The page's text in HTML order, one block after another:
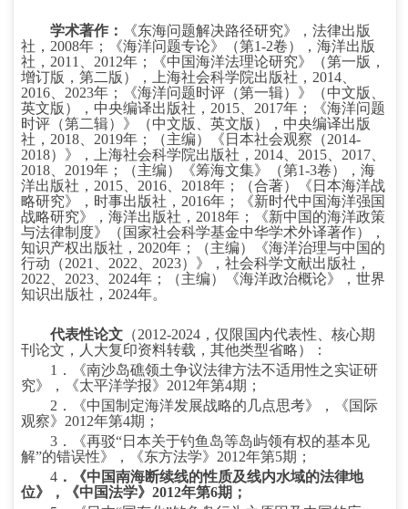
学术著作：
《东海问题解决路径研究》，法律出版
社， 2008年；《海洋问题专论》（第1-2卷），海洋出版
社， 2011 2012年；《中国海洋法理论研究》（第一版，
增订版，第二版），上海社会科学院出版社， 2014
2016
2023年；《海洋问题时评（第一辑）》（中文版、
英文版），中央编译出版社， 2015 2017年；《海洋问题
时评（第二辑）》（中文版、英文版），中央编译出版
社， 2018 2019年；（主编）《日本社会观察（2014-
2018）》，上海社会科学院出版社， 2014 2015 2017
2018
2019年；（主编）《筹海文集》（第1-3卷），海
洋出版社， 2015 2016 2018年；（合著）《日本海洋战
略研究》，时事出版社， 2016年；《新时代中国海洋强国
战略研究》，海洋出版社， 2018年；《新中国的海洋政策
与法律制度》（国家社会科学基金中华学术外译著作），
知识产权出版社， 2020年；（主编）《海洋治理与中国的
行动（2021 2022 2023）》，社会科学文献出版社，
2022
2023 2024年；（主编）《海洋政治概论》，世界
知识出版社， 2024年。
代表性论文 （2012-2024 ，仅限国内代表性、核心期
刊论文，人大复印资料转载，其他类型省略）：
1 ．《南沙岛礁领土争议法律方法不适用性之实证研
究》，《太平洋学报》 2012年第4期；
2 ．《中国制定海洋发展战略的几点思考》，《国际
观察》 2012年第4期；
3 ．《再驳“日本关于钓鱼岛等岛屿领有权的基本见
解”的错误性》，《东方法学》 2012年第5期；
4 ．《中国南海断续线的性质及线内水域的法律地
位》，《中国法学》2012年第6期；